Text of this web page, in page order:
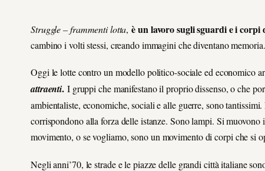
Struggle – frammenti lotta,è un lavoro sugli sguardi e i
cambino i volti stessi, creando immagini che diventano memoria.
Oggi le lotte contro un modello politico-sociale ed economico
attraenti. I gruppi che manifestano il proprio dissenso, o che
ambientaliste, economiche, sociali e alle guerre, sono
corrispondono alla forza delle istanze. Sono lampi. Si
movimento, o se vogliamo, sono un movimento di corpi che si
Negli anni’70, le strade e le piazze delle grandi città italiane